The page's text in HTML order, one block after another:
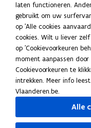
Taaladviezen
Spellingregels
Tips voor duidelijke
Bekijk ook
Spellingtests
Boek- en webwijzer
laten functioneren.
gebruikt om uw
op 'Alle cookies
cookies. Wilt u liever
op 'Cookievoorkeuren
moment aanpassen
Cookievoorkeuren te
intrekken. Meer info
Vlaanderen.be.
Alle